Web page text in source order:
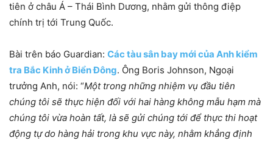
tiên ở châu Á – Thái Bình Dương, nhằm gửi thông điệp
chính trị tới Trung Quốc.
Bài trên báo Guardian: Các tàu sân bay mới của Anh kiểm
tra Bắc Kinh ở Biển Đông. Ông Boris Johnson, Ngoại
trưởng Anh, nói: “Một trong những nhiệm vụ đầu tiên
chúng tôi sẽ thực hiện đối với hai hàng không mẫu hạm mà
chúng tôi vừa hoàn tất, là sẽ gửi chúng tới để thực thi hoạt
động tự do hàng hải trong khu vực này, nhằm khẳng định